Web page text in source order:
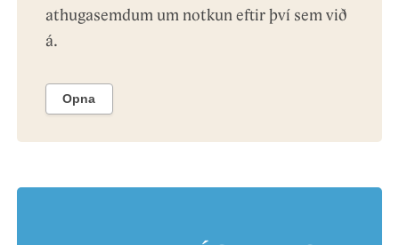
athugasemdum um notkun eftir því sem við
á.
Opna